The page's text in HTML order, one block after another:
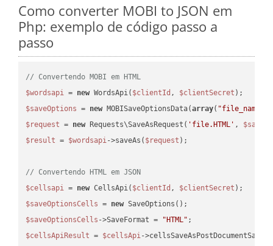
Como converter MOBI to JSON em
Php: exemplo de código passo a
passo
// Convertendo MOBI em HTML
$wordsapi = new WordsApi( $clientId , $clientSecret
$saveOptions = new MOBISaveOptionsData(array( "file_name"
$request = new Requests\SaveAsRequest( 'file.HTML' ,
$result = $wordsapi->saveAs( $request );
// Convertendo HTML em JSON
$cellsapi = new CellsApi( $clientId , $clientSecret
$saveOptionsCells = new
$saveOptionsCells ->SaveFormat = "HTML"
$cellsApiResult = $cellsApi-